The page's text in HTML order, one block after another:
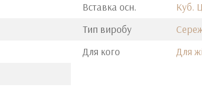
Вставка осн.
Куб.
Тип виробу
Для кого
Для